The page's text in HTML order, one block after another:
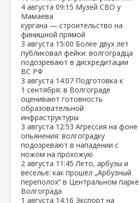
4 августа 09:15 Музей СВО у
Мамаева
кургана — строительство на
финишной прямой
3 августа 15:00 Более двух лет
публиковал фейки: волгоградца
подозревают в дискредитации
ВС РФ
3 августа 14:07 Подготовка к
1 сентября: в Волгограде
оценивают готовность
образовательной
инфраструктуры
3 августа 12:53 Агрессия на фоне
опьянения: волгоградку
подозревают в нападении с
ножом на прохожую
2 августа 11:45Лето, арбузы и
веселье: как прошёл „Арбузный
переполох“ в Центральном парке
Волгограда
1 августа 14:16 Экспорт на